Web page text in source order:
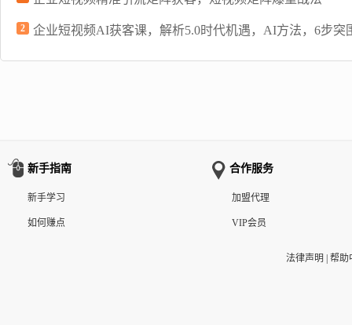
2 企业短视频AI获客课，解析5.0时代机遇，AI方法，6步突
新手指南
新手学习
如何赚点
合作服务
加盟代理
VIP会员
法律声明 | 帮助